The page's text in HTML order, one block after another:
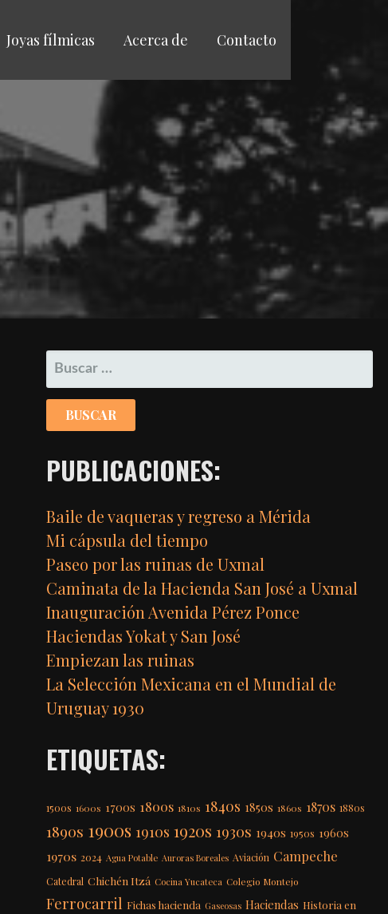
Joyas fílmicas Acerca de Contacto
BUSCAR:
PUBLICACIONES:
Baile de vaqueras y regreso a Mérida
Mi cápsula del tiempo
Paseo por las ruinas de Uxmal
Caminata de la Hacienda San José a Uxmal
Inauguración Avenida Pérez Ponce
Haciendas Yokat y San José
Empiezan las ruinas
La Selección Mexicana en el Mundial de
Uruguay 1930
ETIQUETAS:
1500s 1600s 1700s 1800s 1810s 1840s 1850s 1860s 1870s 1880s
1890s 1900s 1910s 1920s 1930s 1940s 1950s 1960s
1970s 2024 Agua Potable Auroras Boreales Aviación Campeche
Catedral Chichén Itzá Cocina Yucateca Colegio Montejo
Ferrocarril Fichas hacienda Gaseosas Haciendas Historia en